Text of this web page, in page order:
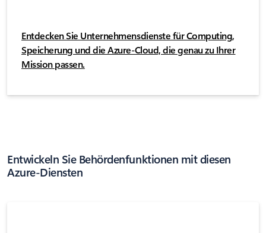
Entdecken Sie Unternehmensdienste für Computing,
Speicherung und die Azure-Cloud, die genau zu Ihrer
Mission passen.
Entwickeln Sie Behördenfunktionen mit diesen
Azure-Diensten